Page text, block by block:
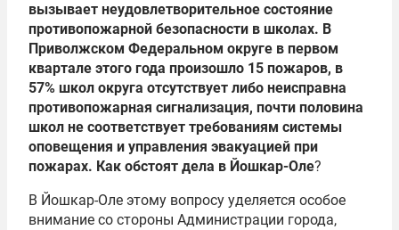
вызывает неудовлетворительное состояние
противопожарной безопасности в школах. В
Приволжском Федеральном округе в первом
квартале этого года произошло 15 пожаров, в
57% школ округа отсутствует либо неисправна
противопожарная сигнализация, почти половина
школ не соответствует требованиям системы
оповещения и управления эвакуацией при
пожарах. Как обстоят дела в Йошкар-Оле?
В Йошкар-Оле этому вопросу уделяется особое
внимание со стороны Администрации города,